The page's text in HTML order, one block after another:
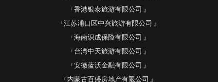
香港银泰旅游有限公司
江苏浦口区中兴旅游有限公司
海南识成保险有限公司
台湾中天旅游有限公司
安徽蓝沃金融有限公司
内蒙古百盛房地产有限公司